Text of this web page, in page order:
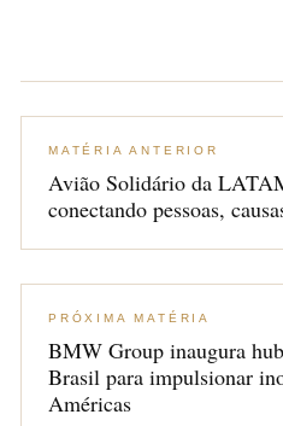
MATÉRIA ANTERIOR
Avião Solidário da
conectando pessoas,
PRÓXIMA MATÉRIA
BMW Group inaugura
Brasil para impulsionar
Américas